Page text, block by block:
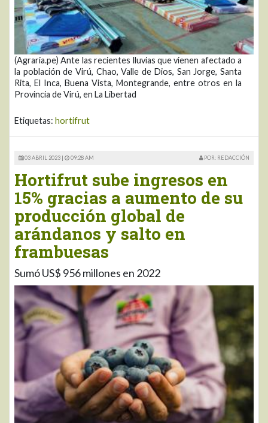
(Agraria.pe) Ante las recientes lluvias que vienen afectado a
la población de Virú, Chao, Valle de Dios, San Jorge, Santa
Rita, El Inca, Buena Vista, Montegrande, entre otros en la
Provincia de Virú, en La Libertad
Etiquetas: hortifrut
03 ABRIL 2023 | 09:28 AM POR: REDACCIÓN
Hortifrut sube ingresos en
15% gracias a aumento de su
producción global de
arándanos y salto en
frambuesas
Sumó US$ 956 millones en 2022